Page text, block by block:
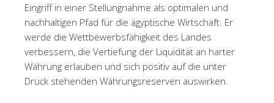
Eingriff in einer Stellungnahme als optimalen und
nachhaltigen Pfad für die ägyptische Wirtschaft. Er
werde die Wettbewerbsfähigkeit des Landes
verbessern, die Vertiefung der Liquidität an harter
Währung erlauben und sich positiv auf die unter
Druck stehenden Währungsreserven auswirken.